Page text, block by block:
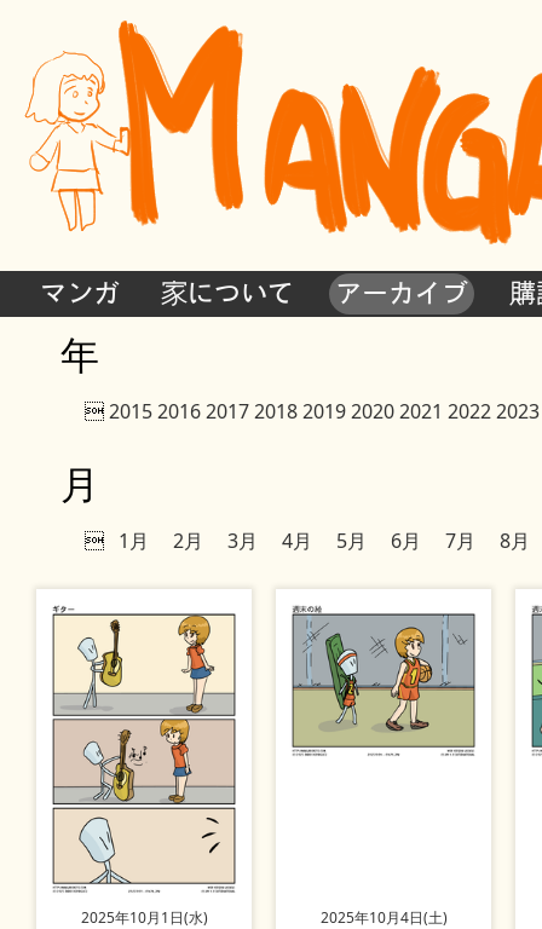
マンガ 家について アーカイブ
年
2015201620172018201920202021 20222023
月
 1月 2月 3月 4月 5月 6月 7月 8月
2025年10月1日(水) 2025年10月4日(土)